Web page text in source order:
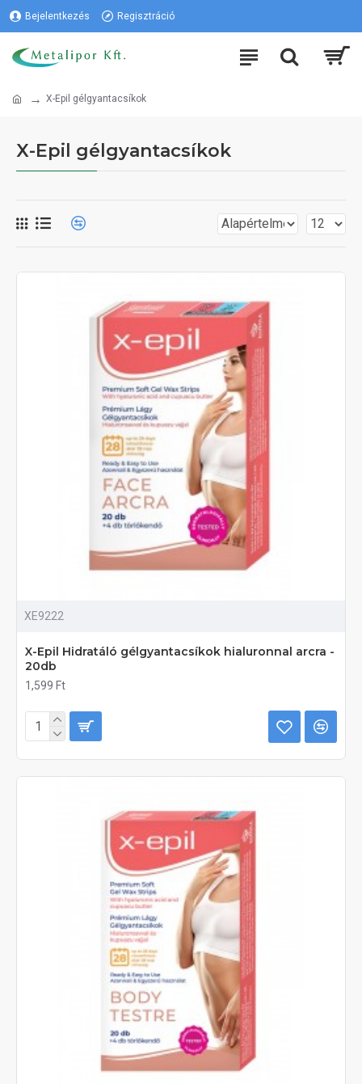
Bejelentkezés Regisztráció
X-Epil gélgyantacsíkok
X-Epil gélgyantacsíkok
XE9222
X-Epil Hidratáló gélgyantacsíkok hialuronnal arcra -
20db
1,599 Ft